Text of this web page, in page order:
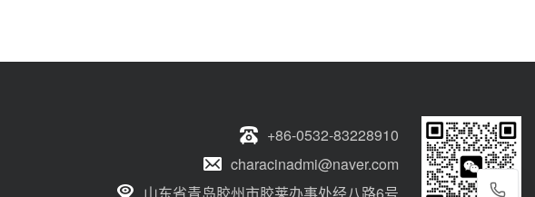
+86-0532-83228910
characinadmi@naver.com
山东省青岛胶州市胶莱办事处经八路6号